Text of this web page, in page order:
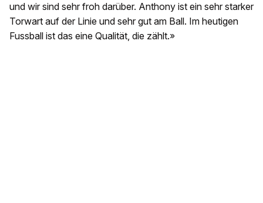
und wir sind sehr froh darüber. Anthony ist ein sehr starker
Torwart auf der Linie und sehr gut am Ball. Im heutigen
Fussball ist das eine Qualität, die zählt.»